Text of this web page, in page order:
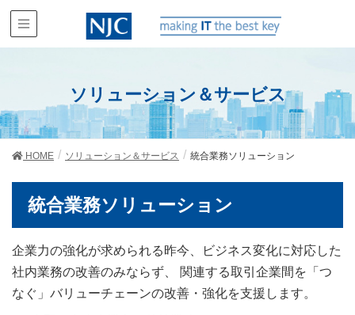
ソリューション＆サービス
HOME ソリューション＆サービス 統合業務ソリューション
統合業務ソリューション
企業力の強化が求められる昨今、ビジネス変化に対応した
社内業務の改善のみならず、 関連する取引企業間を「つ
なぐ」バリューチェーンの改善・強化を支援します。